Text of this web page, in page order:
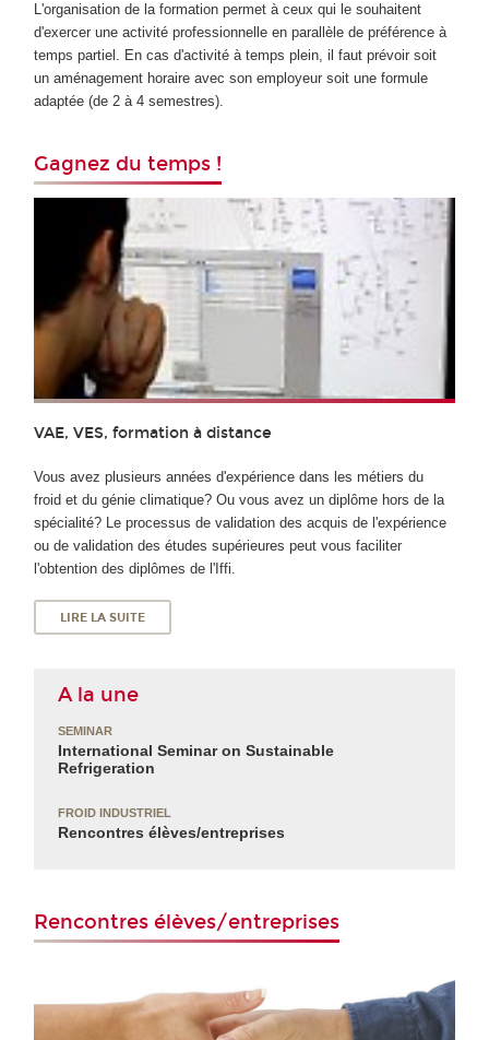
L'organisation de la formation permet à ceux qui le souhaitent
d'exercer une activité professionnelle en parallèle de préférence à
temps partiel. En cas d'activité à temps plein, il faut prévoir soit
un aménagement horaire avec son employeur soit une formule
adaptée (de 2 à 4 semestres).
Gagnez du temps !
VAE, VES, formation à distance
Vous avez plusieurs années d'expérience dans les métiers du
froid et du génie climatique? Ou vous avez un diplôme hors de la
spécialité? Le processus de validation des acquis de l'expérience
ou de validation des études supérieures peut vous faciliter
l'obtention des diplômes de l'Iffi.
LIRE LA SUITE
A la une
SEMINAR
International Seminar on Sustainable
Refrigeration
FROID INDUSTRIEL
Rencontres élèves/entreprises
Rencontres élèves/entreprises